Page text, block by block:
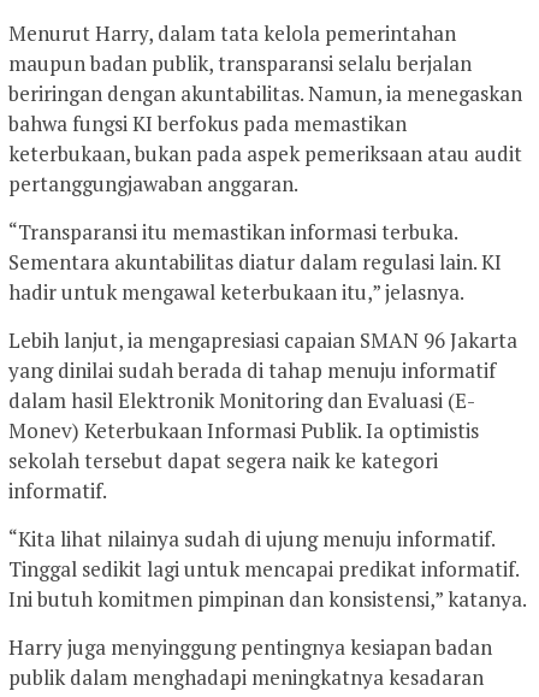
Menurut Harry, dalam tata kelola pemerintahan
maupun badan publik, transparansi selalu berjalan
beriringan dengan akuntabilitas. Namun, ia menegaskan
bahwa fungsi KI berfokus pada memastikan
keterbukaan, bukan pada aspek pemeriksaan atau audit
pertanggungjawaban anggaran.
“Transparansi itu memastikan informasi terbuka.
Sementara akuntabilitas diatur dalam regulasi lain. KI
hadir untuk mengawal keterbukaan itu,” jelasnya.
Lebih lanjut, ia mengapresiasi capaian SMAN 96 Jakarta
yang dinilai sudah berada di tahap menuju informatif
dalam hasil Elektronik Monitoring dan Evaluasi (E-
Monev) Keterbukaan Informasi Publik. Ia optimistis
sekolah tersebut dapat segera naik ke kategori
informatif.
“Kita lihat nilainya sudah di ujung menuju informatif.
Tinggal sedikit lagi untuk mencapai predikat informatif.
Ini butuh komitmen pimpinan dan konsistensi,” katanya.
Harry juga menyinggung pentingnya kesiapan badan
publik dalam menghadapi meningkatnya kesadaran